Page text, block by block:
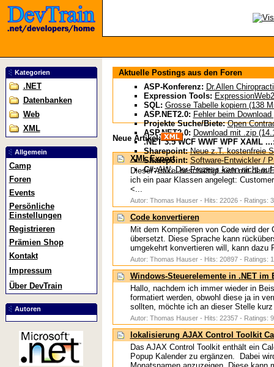
Kategorien
.NET
Datenbanken
Web
XML
Allgemein
Camp
Foren
Events
Persönliche
Einstellungen
Registrieren
Prämien Shop
Kontakt
Impressum
Über DevTrain
Autoren
Aktuelle Postings aus den Foren
ASP-Konferenz: Dr.Allen
Expression Tools:
SQL: Grosse Tabelle kopiern (138
ASP.NET2.0: Fehler beim
Projekte Suche/Biete: Open
ASP.NET2.0: Download mit .zip
.NET 3.5 WCF WWF WPF XAML
Sharepoint: Neue z.T. kostenfreie
Sharepoint: Software-Entwickler /
C#: AW: Der Prozess kann nicht
Neue Artikel:
XML Export
Dieser Artikel beschäftigt sich mit dem
ich ein paar Klassen angelegt:
<...
Autor: Thomas Hauser - Hits: 22026 - Ratings:
Code konvertieren
Mit dem Kompilieren von Code wird
übersetzt. Diese Sprache kann
umgekehrt konvertieren will, kann dazu
Autor: Thomas Hauser - Hits: 20897 - Ratings:
Windows-Steuerelemente in .NET im
Hallo, nachdem ich immer wieder in
formatiert werden, obwohl diese ja in
sollten, möchte ich an dieser Stelle
Autor: Thomas Hauser - Hits: 22357 - Ratings:
lokalisierung AJAX Control Toolkit
Das AJAX Control Toolkit enthält ein
Popup Kalender zu ergänzen. Dabei